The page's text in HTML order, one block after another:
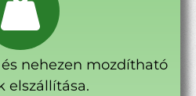
nehezen mozdítható
elszállítása.